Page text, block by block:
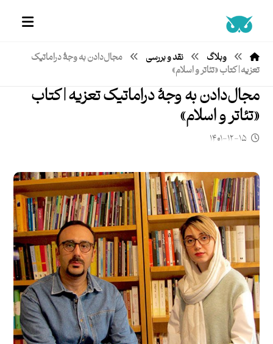
وبلاگ نقد و بررسی
مجال‌دادن به‌ وجۀ دراماتیک
تعزیه | کتاب «تئاتر و اسلام»
مجال‌دادن به‌ وجۀ دراماتیک تعزیه | کتاب
«تئاتر و اسلام»
۱۴۰۱-۱۲-۱۵